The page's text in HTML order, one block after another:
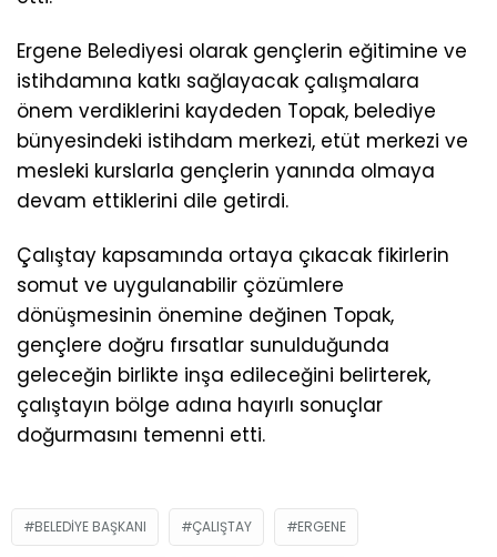
Ergene Belediyesi olarak gençlerin eğitimine ve
istihdamına katkı sağlayacak çalışmalara
önem verdiklerini kaydeden Topak, belediye
bünyesindeki istihdam merkezi, etüt merkezi ve
mesleki kurslarla gençlerin yanında olmaya
devam ettiklerini dile getirdi.
Çalıştay kapsamında ortaya çıkacak fikirlerin
somut ve uygulanabilir çözümlere
dönüşmesinin önemine değinen Topak,
gençlere doğru fırsatlar sunulduğunda
geleceğin birlikte inşa edileceğini belirterek,
çalıştayın bölge adına hayırlı sonuçlar
doğurmasını temenni etti.
BELEDIYE BAŞKANI ÇALIŞTAY ERGENE